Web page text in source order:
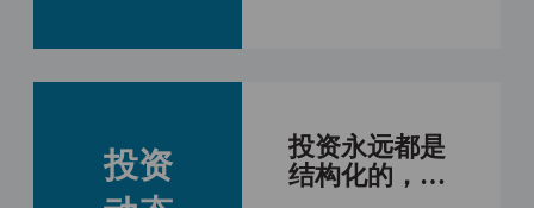
投资
投资永远都是
结构化的，不